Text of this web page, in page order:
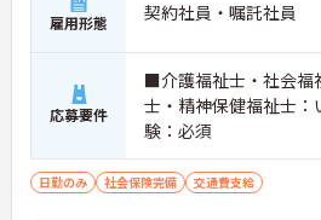
雇用形態 契約社員・嘱託社員
応募要件
■介護福祉士・社会福
士・精神保健福祉士
験：必須
日勤のみ 社会保険完備 交通費支給